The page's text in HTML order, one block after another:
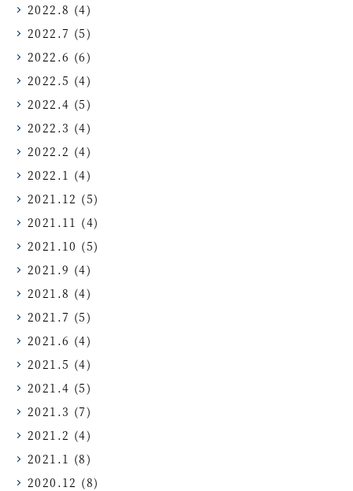
2022.8 (4)
2022.7 (5)
2022.6 (6)
2022.5 (4)
2022.4 (5)
2022.3 (4)
2022.2 (4)
2022.1 (4)
2021.12 (5)
2021.11 (4)
2021.10 (5)
2021.9 (4)
2021.8 (4)
2021.7 (5)
2021.6 (4)
2021.5 (4)
2021.4 (5)
2021.3 (7)
2021.2 (4)
2021.1 (8)
2020.12 (8)